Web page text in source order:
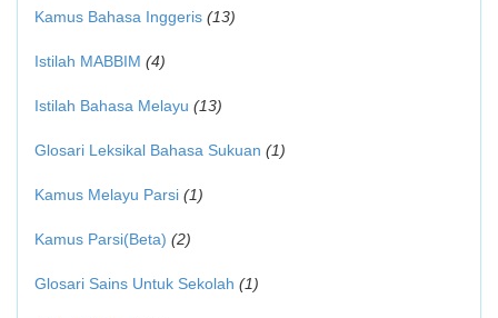
Kamus Bahasa Inggeris (13)
Istilah MABBIM (4)
Istilah Bahasa Melayu (13)
Glosari Leksikal Bahasa Sukuan (1)
Kamus Melayu Parsi (1)
Kamus Parsi(Beta) (2)
Glosari Sains Untuk Sekolah (1)